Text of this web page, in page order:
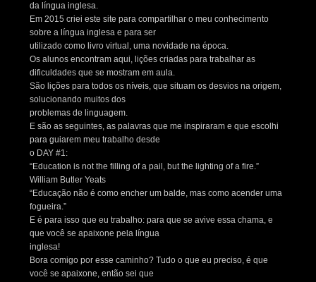
da língua inglesa.
Em 2015 criei este site para compartilhar o meu conhecimento
sobre a língua inglesa e para ser
utilizado como livro virtual, uma novidade na época.
Os alunos encontram aqui, lições criadas para trabalhar as
dificuldades que se mostram em aula.
São lições para todos os níveis, que situam os desvios na origem,
solucionando muitos dos
problemas de linguagem.
E são as seguintes, as palavras que me inspiraram e que escolhi
para guiarem meu trabalho desde
o DAY #1:
“Education is not the filling of a pail, but the lighting of a fire.”
William Butler Yeats
“Educação não é como encher um balde, mas como acender uma
fogueira.”
E é para isso que eu trabalho: para que se avive essa chama, e
que você se apaixone pela língua
inglesa!
Bora comigo por esse caminho? Tudo o que eu preciso, é que
você se apaixone, então sei que